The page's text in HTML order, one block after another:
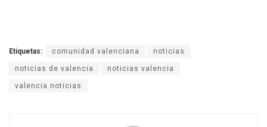
Etiquetas: comunidad valenciana noticias
noticias de valencia noticias valencia
valencia noticias